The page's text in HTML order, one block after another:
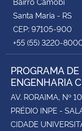
Advocacia-Geral da União
Banco Central do Brasil
Santa Maria - RS
CEP: 97105-900
+55 (55) 3220-
PROGRAMA
ENGENHARIA
AV. RORAIMA, Nº
PRÉDIO INPE -
CIDADE